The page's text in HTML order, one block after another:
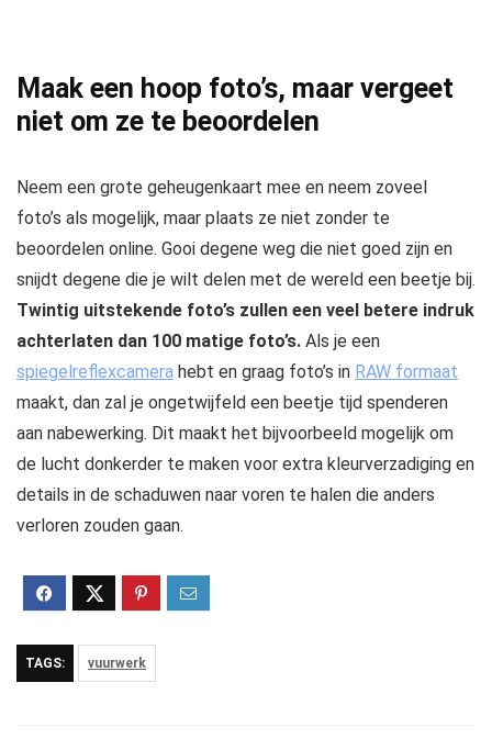
Maak een hoop foto’s, maar vergeet
niet om ze te beoordelen
Neem een grote geheugenkaart mee en neem zoveel
foto’s als mogelijk, maar plaats ze niet zonder te
beoordelen online. Gooi degene weg die niet goed zijn en
snijdt degene die je wilt delen met de wereld een beetje bij.
Twintig uitstekende foto’s zullen een veel betere indruk
achterlaten dan 100 matige foto’s. Als je een
spiegelreflexcamera hebt en graag foto’s in RAW formaat
maakt, dan zal je ongetwijfeld een beetje tijd spenderen
aan nabewerking. Dit maakt het bijvoorbeeld mogelijk om
de lucht donkerder te maken voor extra kleurverzadiging en
details in de schaduwen naar voren te halen die anders
verloren zouden gaan.
TAGS: vuurwerk